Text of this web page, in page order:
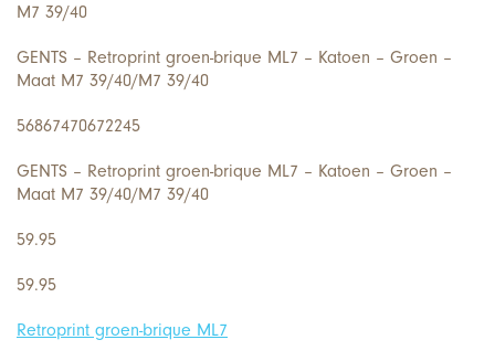
M7 39/40
GENTS – Retroprint groen-brique ML7 – Katoen – Groen –
Maat M7 39/40/M7 39/40
56867470672245
GENTS – Retroprint groen-brique ML7 – Katoen – Groen –
Maat M7 39/40/M7 39/40
59.95
59.95
Retroprint groen-brique ML7